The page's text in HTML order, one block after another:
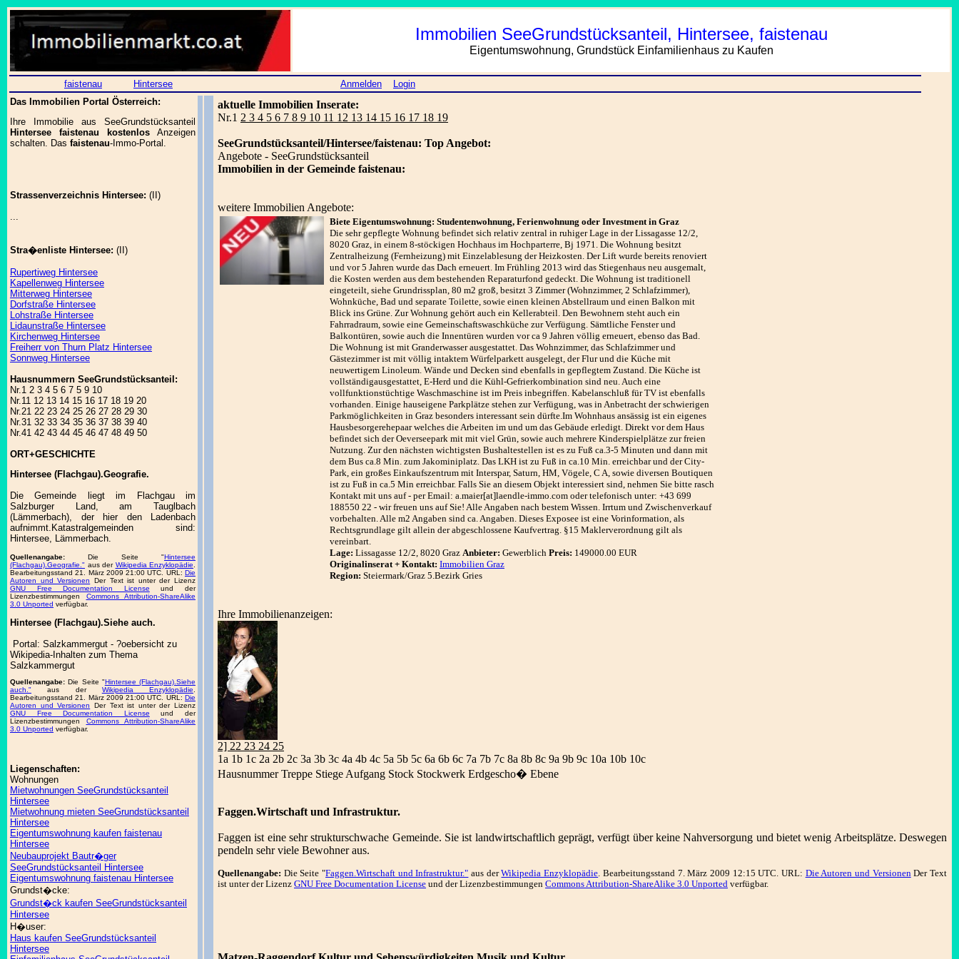
Immobilien SeeGrundstücksanteil, Hintersee, faistenau
Eigentumswohnung, Grundstück Einfamilienhaus zu Kaufen
faistenau Hintersee Anmelden
Login
Das Immobilien Portal Österreich:
Ihre Immobilie aus SeeGrundstücksanteil
Hintersee faistenau kostenlos Anzeigen
schalten. Das faistenau-Immo-Portal.
Strassenverzeichnis Hintersee: (II)
...
Stra�enliste Hintersee: (II)
Rupertiweg Hintersee
Kapellenweg Hintersee
Mitterweg Hintersee
Dorfstraße Hintersee
Lohstraße Hintersee
Lidaunstraße Hintersee
Kirchenweg Hintersee
Freiherr von Thurn Platz Hintersee
Sonnweg Hintersee
Hausnummern SeeGrundstücksanteil:
Nr.1 2 3 4 5 6 7 5 9 10
Nr.11 12 13 14 15 16 17 18 19 20
Nr.21 22 23 24 25 26 27 28 29 30
Nr.31 32 33 34 35 36 37 38 39 40
Nr.41 42 43 44 45 46 47 48 49 50
ORT+GESCHICHTE
Hintersee (Flachgau).Geografie.
Die Gemeinde liegt im Flachgau im
Salzburger Land, am Tauglbach
(Lämmerbach), der hier den Ladenbach
aufnimmt.Katastralgemeinden sind:
Hintersee, Lämmerbach.
Quellenangabe: Die Seite "Hintersee
(Flachgau).Geografie." aus der Wikipedia Enzyklopädie
Bearbeitungsstand 21. März 2009 21:00 UTC. URL: Die
Autoren und Versionen
Der Text ist unter der Lizenz
GNU Free Documentation License und der
Lizenzbestimmungen Commons Attribution-ShareAlike
3.0 Unported verfügbar.
Hintersee (Flachgau).Siehe auch.
Portal: Salzkammergut - ?oebersicht zu
Wikipedia-Inhalten zum Thema
Salzkammergut
Quellenangabe: Die Seite "Hintersee (Flachgau).Siehe
auch." aus der Wikipedia Enzyklopädie.
Bearbeitungsstand 21. März 2009 21:00 UTC. URL: Die
Autoren und Versionen
Der Text ist unter der Lizenz
GNU Free Documentation License und der
Lizenzbestimmungen Commons Attribution-ShareAlike
3.0 Unported verfügbar.
Liegenschaften:
Wohnungen
Mietwohnungen SeeGrundstücksanteil
Hintersee
Mietwohnung mieten SeeGrundstücksanteil
Hintersee
Eigentumswohnung kaufen faistenau
Hintersee
Neubauprojekt Bautr�ger
SeeGrundstücksanteil Hintersee
Eigentumswohnung faistenau Hintersee
Grundst�cke:
Grundst�ck kaufen SeeGrundstücksanteil
Hintersee
H�user:
Haus kaufen SeeGrundstücksanteil
Hintersee
aktuelle Immobilien Inserate:
Nr.1 2 3 4 5 6 7 8 9 10 11 12 13 14 15 16 17 18 19
SeeGrundstücksanteil/Hintersee/faistenau: Top Angebot:
Angebote - SeeGrundstücksanteil
Immobilien in der Gemeinde faistenau:
weitere Immobilien Angebote:
Biete Eigentumswohnung: Studentenwohnung, Ferienwohnung oder Investment in Graz
Die sehr gepflegte Wohnung befindet sich relativ zentral in ruhiger Lage in der Lissagasse 12/2,
8020 Graz, in einem 8-stöckigen Hochhaus im Hochparterre, Bj 1971. Die Wohnung besitzt
Zentralheizung (Fernheizung) mit Einzelablesung der Heizkosten. Der Lift wurde bereits renoviert
und vor 5 Jahren wurde das Dach erneuert. Im Frühling 2013 wird das Stiegenhaus neu ausgemalt,
die Kosten werden aus dem bestehenden Reparaturfond gedeckt. Die Wohnung ist traditionell
eingeteilt, siehe Grundrissplan, 80 m2 groß, besitzt 3 Zimmer (Wohnzimmer, 2 Schlafzimmer),
Wohnküche, Bad und separate Toilette, sowie einen kleinen Abstellraum und einen Balkon mit
Blick ins Grüne. Zur Wohnung gehört auch ein Kellerabteil. Den Bewohnern steht auch ein
Fahrradraum, sowie eine Gemeinschaftswaschküche zur Verfügung. Sämtliche Fenster und
Balkontüren, sowie auch die Innentüren wurden vor ca 9 Jahren völlig erneuert, ebenso das Bad.
Die Wohnung ist mit Granderwasser ausgestattet. Das Wohnzimmer, das Schlafzimmer und
Gästezimmer ist mit völlig intaktem Würfelparkett ausgelegt, der Flur und die Küche mit
neuwertigem Linoleum. Wände und Decken sind ebenfalls in gepflegtem Zustand. Die Küche ist
vollständigausgestattet, E-Herd und die Kühl-Gefrierkombination sind neu. Auch eine
vollfunktionstüchtige Waschmaschine ist im Preis inbegriffen. Kabelanschluß für TV ist ebenfalls
vorhanden. Einige hauseigene Parkplätze stehen zur Verfügung, was in Anbetracht der schwierigen
Parkmöglichkeiten in Graz besonders interessant sein dürfte.Im Wohnhaus ansässig ist ein eigenes
Hausbesorgerehepaar welches die Arbeiten im und um das Gebäude erledigt. Direkt vor dem Haus
befindet sich der Oeverseepark mit mit viel Grün, sowie auch mehrere Kinderspielplätze zur freien
Nutzung. Zur den nächsten wichtigsten Bushaltestellen ist es zu Fuß ca.3-5 Minuten und dann mit
dem Bus ca.8 Min. zum Jakominiplatz. Das LKH ist zu Fuß in ca.10 Min. erreichbar und der City-
Park, ein großes Einkaufszentrum mit Interspar, Saturn, HM, Vögele, C A, sowie diversen Boutiquen
ist zu Fuß in ca.5 Min erreichbar. Falls Sie an diesem Objekt interessiert sind, nehmen Sie bitte rasch
Kontakt mit uns auf - per Email: a.maier[at]laendle-immo.com oder telefonisch unter: +43 699
188550 22 - wir freuen uns auf Sie! Alle Angaben nach bestem Wissen. Irrtum und Zwischenverkauf
vorbehalten. Alle m2 Angaben sind ca. Angaben. Dieses Exposee ist eine Vorinformation, als
Rechtsgrundlage gilt allein der abgeschlossene Kaufvertrag. §15 Maklerverordnung gilt als
vereinbart.
Lage: Lissagasse 12/2, 8020 Graz Anbieter: Gewerblich Preis: 149000.00 EUR
Originalinserat + Kontakt: Immobilien Graz
Region: Steiermark/Graz 5.Bezirk Gries
Ihre Immobilienanzeigen:
2] 22 23 24 25
1a 1b 1c 2a 2b 2c 3a 3b 3c 4a 4b 4c 5a 5b 5c 6a 6b 6c 7a 7b 7c 8a 8b 8c 9a 9b 9c 10a 10b 10c
Hausnummer Treppe Stiege Aufgang Stock Stockwerk Erdgescho� Ebene
Faggen.Wirtschaft und Infrastruktur.
Faggen ist eine sehr strukturschwache Gemeinde. Sie ist landwirtschaftlich geprägt, verfügt über keine Nahversorgung und bietet wenig Arbeitsplätze. Deswegen
pendeln sehr viele Bewohner aus.
Quellenangabe: Die Seite "Faggen.Wirtschaft und Infrastruktur." aus derWikipedia Enzyklopädie. Bearbeitungsstand 7. März 2009 12:15 UTC. URL: Die Autoren und VersionenDer Text
ist unter der Lizenz GNU Free Documentation License und der Lizenzbestimmungen Commons Attribution-ShareAlike 3.0 Unported verfügbar.